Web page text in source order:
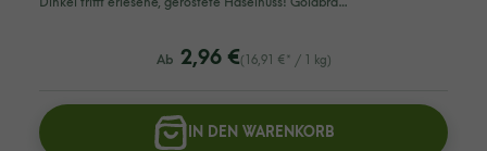
(16,91 €* / 1 kg)
listing.regularPriceLabel
Ab 2,96 €
IN DEN WARENKORB